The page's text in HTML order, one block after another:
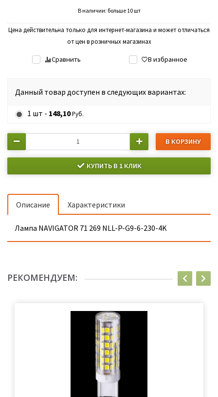
В наличии: больше 10 шт
Цена действительна только для интернет-магазина и может отличаться
от цен в розничных магазинах
Сравнить В избранное
Данный товар доступен в следующих вариантах:
1 шт - 148,10Руб.
В КОРЗИНУ
КУПИТЬ В 1 КЛИК
Описание Характеристики
Лампа NAVIGATOR 71 269 NLL-P-G9-6-230-4K
РЕКОМЕНДУЕМ: